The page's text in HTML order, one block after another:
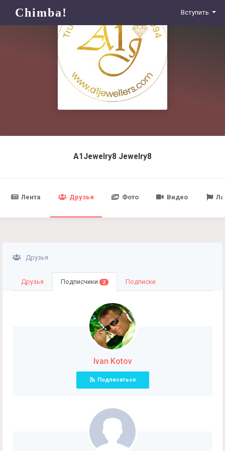
Chimba! Вступить
A1Jewelry8 Jewelry8
Лента Друзья Фото Видео
Друзья
Друзья Подписчики 2 Подписки
Ivan Kotov
Подписаться